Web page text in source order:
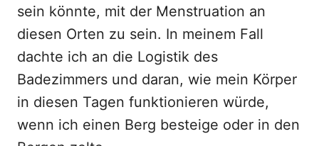
sein könnte, mit der Menstruation an
diesen Orten zu sein. In meinem Fall
dachte ich an die Logistik des
Badezimmers und daran, wie mein Körper
in diesen Tagen funktionieren würde,
wenn ich einen Berg besteige oder in den